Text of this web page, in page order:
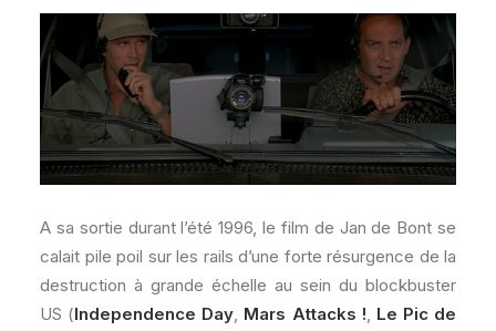
A sa sortie durant l’été 1996, le film de Jan de Bont se
calait pile poil sur les rails d’une forte résurgence de la
destruction à grande échelle au sein du blockbuster
US (Independence Day, Mars Attacks !, Le Pic de